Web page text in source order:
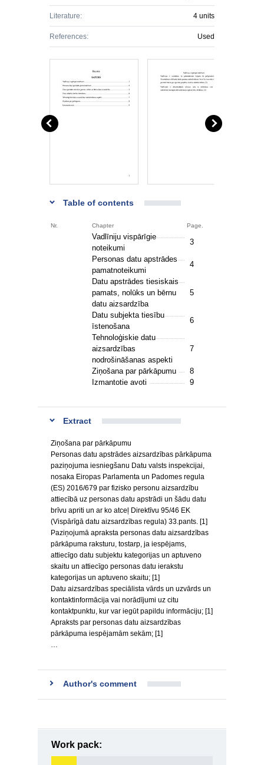
Literature: 4 units
References: Used
Table of contents
Nr. Chapter Page.
Vadlīniju vispārīgie
noteikumi
3
Personas datu apstrādes
pamatnoteikumi
4
Datu apstrādes tiesiskais
pamats, nolūks un bērnu
datu aizsardzība
5
Datu subjekta tiesību
īstenošana
6
Tehnoloģiskie datu
aizsardzības
nodrošināšanas aspekti
7
Ziņošana par pārkāpumu
8
Izmantotie avoti
9
Extract
Ziņošana par pārkāpumu
Personas datu apstrādes aizsardzības pārkāpuma
paziņojuma iesniegšanu Datu valsts inspekcijai,
nosaka Eiropas Parlamenta un Padomes regula
(ES) 2016/679 par fizisko personu aizsardzību
attiecībā uz personas datu apstrādi un šādu datu
brīvu apriti un ar ko atceļ Direktīvu 95/46 EK
(Vispārīgā datu aizsardzības regula) 33.pants. [1]
Paziņojumā apraksta personas datu aizsardzības
pārkāpuma raksturu, tostarp, ja iespējams,
attiecīgo datu subjektu kategorijas un aptuveno
skaitu un attiecīgo personas datu ierakstu
kategorijas un aptuveno skaitu; [1]
Datu aizsardzības speciālista vārds un uzvārds un
kontaktinformācija vai norādījumi uz citu
kontaktpunktu, kur var iegūt papildu informāciju; [1]
Apraksts par personas datu aizsardzības
pārkāpuma iespējamām sekām; [1]
…
Author's comment
Work pack: